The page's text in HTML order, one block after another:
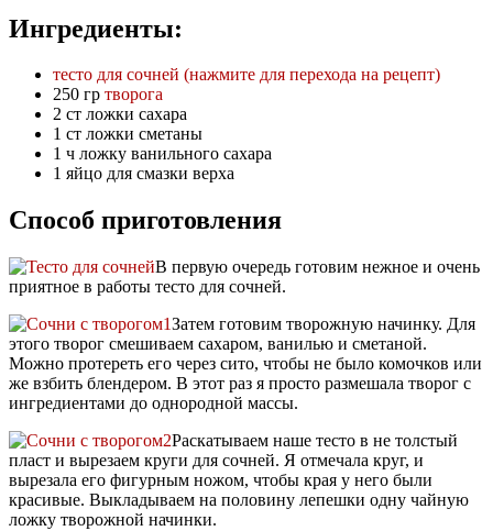
Ингредиенты:
тесто для сочней (нажмите для перехода на рецепт)
250 гр творога
2 ст ложки сахара
1 ст ложки сметаны
1 ч ложку ванильного сахара
1 яйцо для смазки верха
Способ приготовления
В первую очередь готовим нежное и очень
приятное в работы тесто для сочней.
Затем готовим творожную начинку. Для
этого творог смешиваем сахаром, ванилью и сметаной.
Можно протереть его через сито, чтобы не было комочков или
же взбить блендером. В этот раз я просто размешала творог с
ингредиентами до однородной массы.
Раскатываем наше тесто в не толстый
пласт и вырезаем круги для сочней. Я отмечала круг, и
вырезала его фигурным ножом, чтобы края у него были
красивые. Выкладываем на половину лепешки одну чайную
ложку творожной начинки.